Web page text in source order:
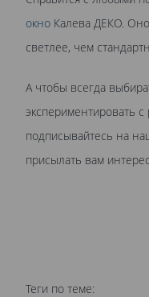
окно Калева ДЕКО.
светлее, чем
А чтобы всегда
экспериментировать
подписывайтесь на
присылать вам
Теги по теме: